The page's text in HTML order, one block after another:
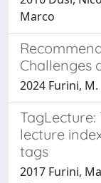
Marco
Challenges
2024 Furini, M.
lecture
tags
2017 Furini,